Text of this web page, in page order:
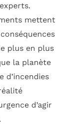
mettent
plus en plus
la planète
d’incendies
d’agir